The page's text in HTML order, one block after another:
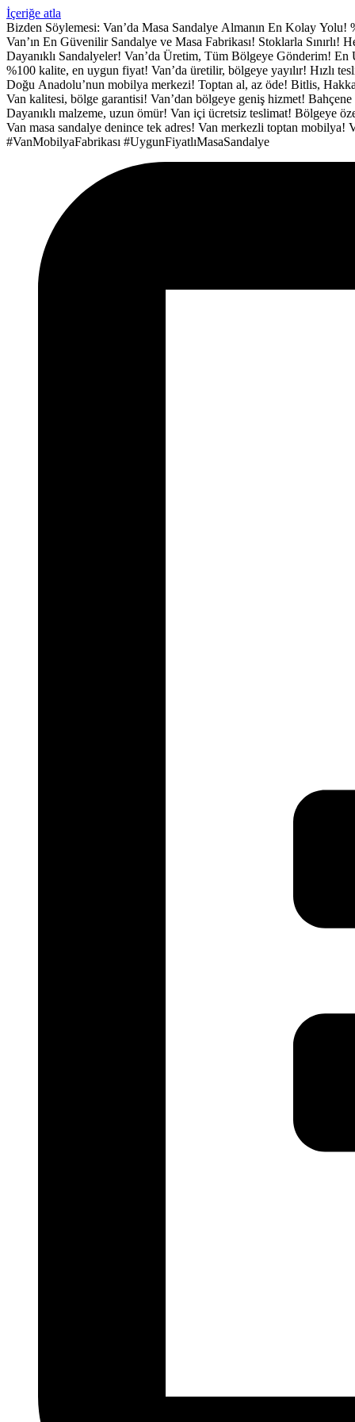
İçeriğe atla
Bizden Söylemesi: Van’da Masa Sandalye Almanın En Kolay Yolu!
Van’ın En Güvenilir Sandalye ve Masa Fabrikası! Stoklarla Sınırlı!
Dayanıklı Sandalyeler! Van’da Üretim, Tüm Bölgeye Gönderim! En
%100 kalite, en uygun fiyat! Van’da üretilir, bölgeye yayılır! Hızlı
Doğu Anadolu’nun mobilya merkezi! Toptan al, az öde! Bitlis,
Van kalitesi, bölge garantisi! Van’dan bölgeye geniş hizmet! Bahçene
Dayanıklı malzeme, uzun ömür! Van içi ücretsiz teslimat! Bölgeye
Van masa sandalye denince tek adres! Van merkezli toptan mobilya!
#VanMobilyaFabrikası #UygunFiyatlıMasaSandalye